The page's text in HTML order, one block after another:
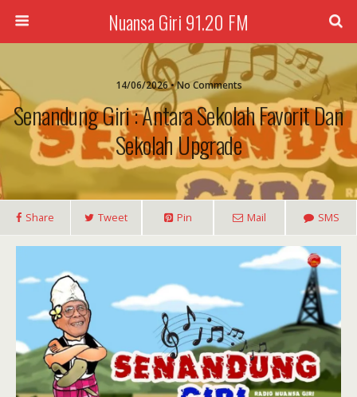
Nuansa Giri 91.20 FM
14/06/2026 • No Comments
Senandung Giri : Antara Sekolah Favorit Dan
Sekolah Upgrade
Share Tweet Pin Mail SMS